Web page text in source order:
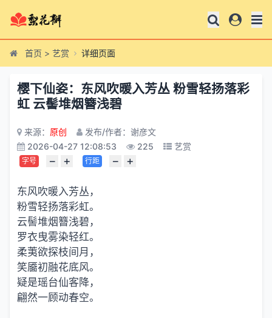
首页 > 艺赏 详细页面
樱下仙姿：东风吹暖入芳丛 粉雪轻扬落彩
虹 云髻堆烟簪浅碧
来源： 原创
发布/作者：谢彦文
2026-04-27 12:08:53
225 艺赏
字号 − + 行距 − +
东风吹暖入芳丛，
粉雪轻扬落彩虹。
云髻堆烟簪浅碧，
罗衣曳雾染轻红。
柔荑欲探枝间月，
笑靥初融花底风。
疑是瑶台仙客降，
翩然一顾动春空。